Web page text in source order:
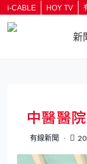
i-CABLE HOY TV
新
中醫醫
有線新聞